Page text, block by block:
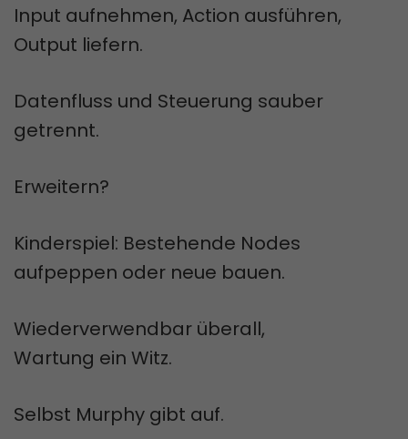
Input aufnehmen, Action ausführen,
Output liefern.
Datenfluss und Steuerung sauber
getrennt.
Erweitern?
Kinderspiel: Bestehende Nodes
aufpeppen oder neue bauen.
Wiederverwendbar überall,
Wartung ein Witz.
Selbst Murphy gibt auf.